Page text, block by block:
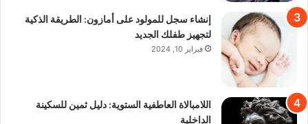
إنشاء سجل للمولود على أمازون: الطريقة الذكية
لتجهيز طفلك الجديد
فبراير 10, 2024
اللامبالاة العاطفية الستوية: دليل ثمين للسكينة
الداخلية